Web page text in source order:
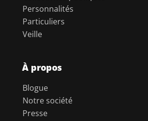
Personnalités
Particuliers
Veille
À propos
Blogue
Notre société
Presse